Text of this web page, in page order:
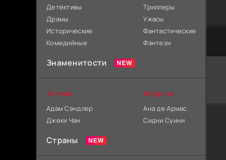
Детективы
Драмы
Исторические
Комедийные
Триллеры
Ужасы
Фантастические
Фэнтези
Знаменитости
Актеры
Адам Сэндлер
Джеки Чан
Актрисы
Ана де Армас
Сидни Суини
Страны